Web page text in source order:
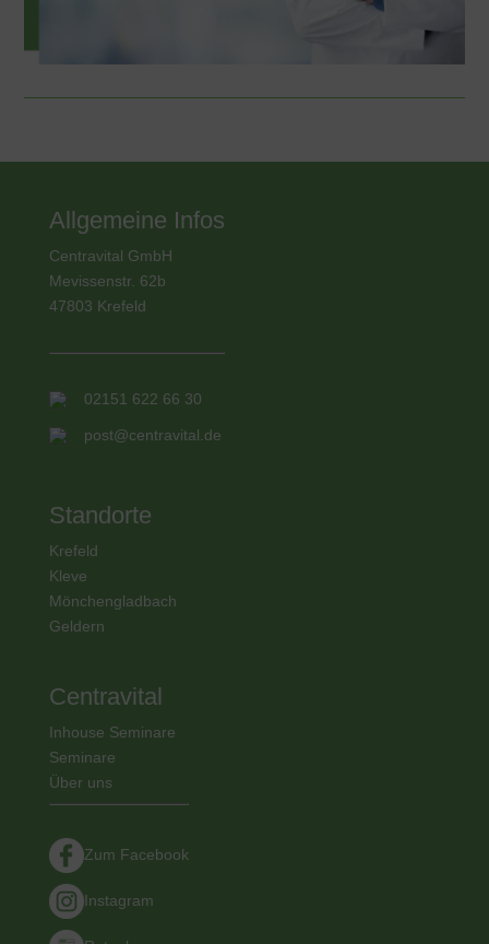
Allgemeine Infos
Centravital GmbH
Mevissenstr. 62b
47803 Krefeld
02151 622 66 30
post@centravital.de
Standorte
Krefeld
Kleve
Mönchengladbach
Geldern
Centravital
Inhouse Seminare
Seminare
Über uns
Zum Facebook
Instagram